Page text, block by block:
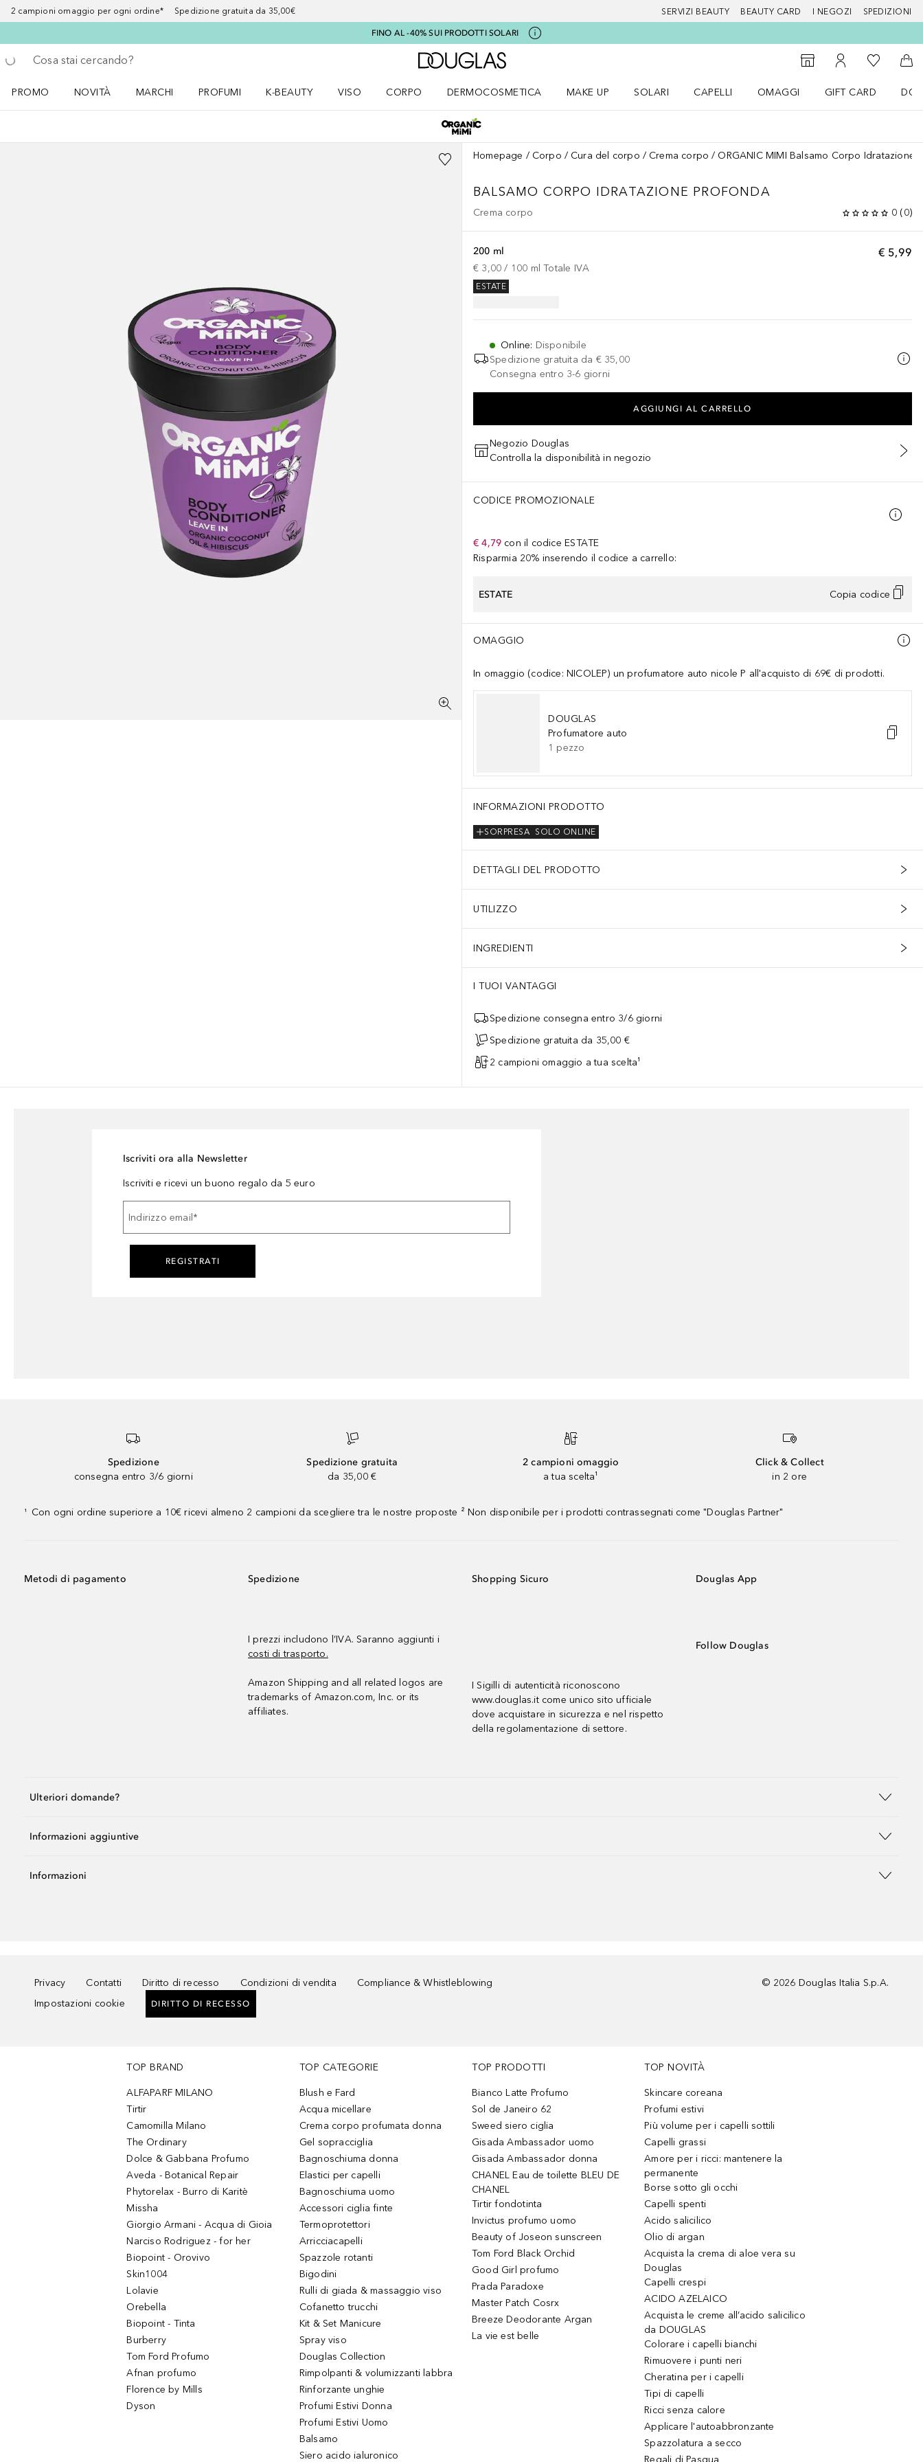
2 campioni omaggio per ogni ordine* Spedizione gratuita da 35,00€ SERVIZI BEAUTY BEAUTY CARD I NEGOZI SPEDIZIONI
FINO AL -40% SUI PRODOTTI SOLARI
Torna indietro
Esegui ricerca
A Douglas Home
StorefinderAl Mio Account
Alla Mia
Al
PROMO
NOVITÀ
MARCHI
PROFUMI
K-BEAUTY
VISO
CORPO
DERMOCOSMETICA
MAKE UP
SOLARI
CAPELLI
OMAGGI
GIFT CARD
Homepage Corpo Cura del corpo Crema corpo ORGANIC MIMI Balsamo Corpo Idratazione
BALSAMO CORPO IDRATAZIONE PROFONDA
Crema corpo 0 (0)
€ 5,99
200 ml
€ 3,00 / 100 ml Totale IVA
ESTATE
Online: Disponibile
Spedizione gratuita da € 35,00
Consegna entro 3-6 giorni
AGGIUNGI AL CARRELLO
Negozio Douglas
Controlla la disponibilità in negozio
CODICE PROMOZIONALE
€ 4,79 con il codice ESTATE
Risparmia 20% inserendo il codice a carrello:
ESTATE Copia codice
OMAGGIO
In omaggio (codice: NICOLEP) un profumatore auto nicole P all'acquisto di 69€ di prodotti.
DOUGLAS
Profumatore auto
1 pezzo
INFORMAZIONI PRODOTTO
SOLO ONLINE
SORPRESA
DETTAGLI DEL PRODOTTO
UTILIZZO
INGREDIENTI
I TUOI VANTAGGI
Spedizione consegna entro 3/6 giorni
Spedizione gratuita da 35,00 €
2 campioni omaggio a tua scelta¹
Iscriviti ora alla Newsletter
Iscriviti e ricevi un buono regalo da 5 euro
Indirizzo email *
REGISTRATI
Spedizione
consegna entro 3/6 giorni
Spedizione gratuita
da 35,00 €
2 campioni omaggio
a tua scelta¹
Click & Collect
in 2 ore
¹ Con ogni ordine superiore a 10€ ricevi almeno 2 campioni da scegliere tra le nostre proposte ² Non disponibile per i prodotti contrassegnati come "Douglas Partner"
Metodi di pagamento Spedizione
I prezzi includono l’IVA. Saranno aggiunti i
costi di trasporto.
Amazon Shipping and all related logos are
trademarks of Amazon.com, Inc. or its
affiliates.
Shopping Sicuro
I Sigilli di autenticità riconoscono
www.douglas.it come unico sito ufficiale
dove acquistare in sicurezza e nel rispetto
della regolamentazione di settore.
Douglas App
Follow Douglas
Ulteriori domande?
Informazioni aggiuntive
Informazioni
Privacy Contatti Diritto di recesso Condizioni di vendita
Compliance & Whistleblowing
Impostazioni cookie
DIRITTO DI RECESSO
© 2026 Douglas Italia S.p.A.
TOP BRAND
ALFAPARF MILANO
Tirtir
Camomilla Milano
The Ordinary
Dolce & Gabbana Profumo
Aveda - Botanical Repair
Phytorelax - Burro di Karitè
Missha
Giorgio Armani - Acqua di Gioia
Narciso Rodriguez - for her
Biopoint - Orovivo
Skin1004
Lolavie
Orebella
Biopoint - Tinta
Burberry
Tom Ford Profumo
Afnan profumo
Florence by Mills
Dyson
TOP CATEGORIE
Blush e Fard
Acqua micellare
Crema corpo profumata donna
Gel sopracciglia
Bagnoschiuma donna
Elastici per capelli
Bagnoschiuma uomo
Accessori ciglia finte
Termoprotettori
Arricciacapelli
Spazzole rotanti
Bigodini
Rulli di giada & massaggio viso
Cofanetto trucchi
Kit & Set Manicure
Spray viso
Douglas Collection
Rimpolpanti & volumizzanti labbra
Rinforzante unghie
Profumi Estivi Donna
Profumi Estivi Uomo
Balsamo
Siero acido ialuronico
TOP PRODOTTI
Bianco Latte Profumo
Sol de Janeiro 62
Sweed siero ciglia
Gisada Ambassador uomo
Gisada Ambassador donna
CHANEL Eau de toilette BLEU DE
CHANEL
Tirtir fondotinta
Invictus profumo uomo
Beauty of Joseon sunscreen
Tom Ford Black Orchid
Good Girl profumo
Prada Paradoxe
Master Patch Cosrx
Breeze Deodorante Argan
La vie est belle
TOP NOVITÀ
Skincare coreana
Profumi estivi
Più volume per i capelli sottili
Capelli grassi
Amore per i ricci: mantenere la
permanente
Borse sotto gli occhi
Capelli spenti
Acido salicilico
Olio di argan
Acquista la crema di aloe vera su
Douglas
Capelli crespi
ACIDO AZELAICO
Acquista le creme all’acido salicilico
da DOUGLAS
Colorare i capelli bianchi
Rimuovere i punti neri
Cheratina per i capelli
Tipi di capelli
Ricci senza calore
Applicare l'autoabbronzante
Spazzolatura a secco
Regali di Pasqua